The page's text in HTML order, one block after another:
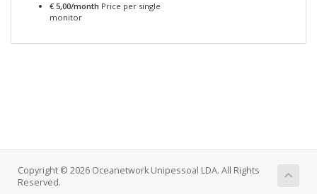
€ 5,00/month Price per single
monitor
Copyright © 2026 Oceanetwork Unipessoal LDA. All Rights
Reserved.